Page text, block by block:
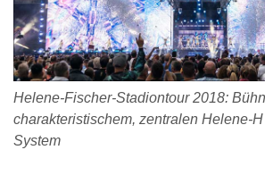
Helene-Fischer-Stadiontour 2018:
charakteristischem, zentralen Helene-
System